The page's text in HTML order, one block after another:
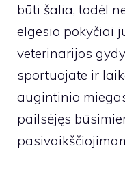
būti šalia, todėl
elgesio pokyčiai
veterinarijos
sportuojate ir
augintinio
pailsėjęs